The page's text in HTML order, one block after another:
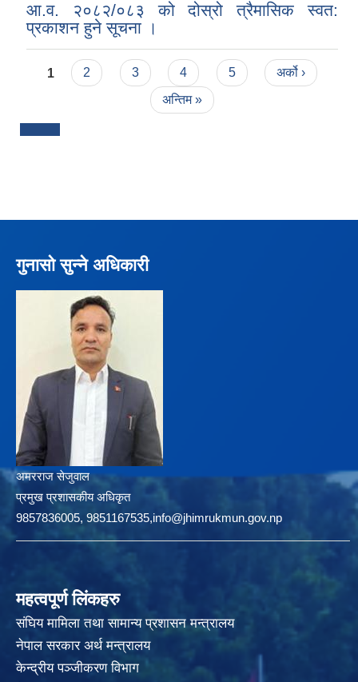
आ.व. २०८२/०८३ को दोस्रो त्रैमासिक स्वत:
प्रकाशन हुने सूचना ।
Pages
1 2 3 4 5
अर्को ›
अन्तिम »
गुनासो सुन्ने अधिकारी
अमरराज सेजुवाल
प्रमुख प्रशासकीय अधिकृत
9857836005, 9851167535,info@jhimrukmun.gov.np
महत्वपूर्ण लिंकहरु
संघिय मामिला तथा सामान्य प्रशासन मन्त्रालय
नेपाल सरकार अर्थ मन्त्रालय
केन्द्रीय पञ्जीकरण विभाग